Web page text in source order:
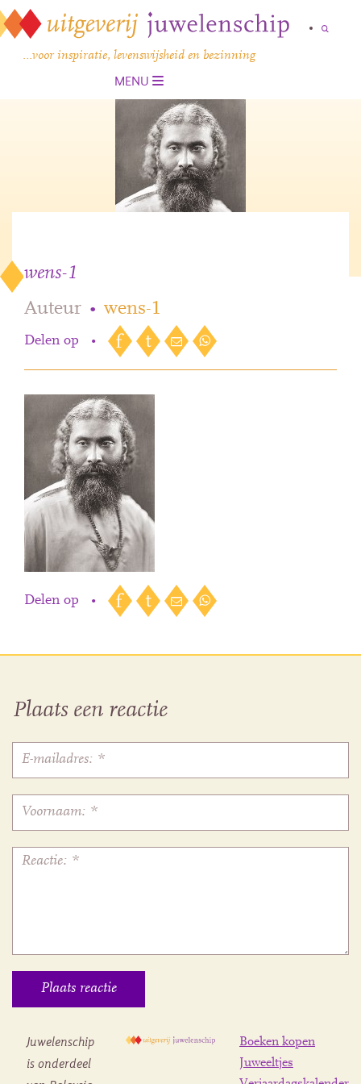
…voor inspiratie, levenswijsheid en bezinning
MENU
wens-1
Auteur • wens-1
Delen op •
Delen op •
Plaats een reactie
Juwelenschip
is onderdeel
Boeken kopen
Juweeltjes